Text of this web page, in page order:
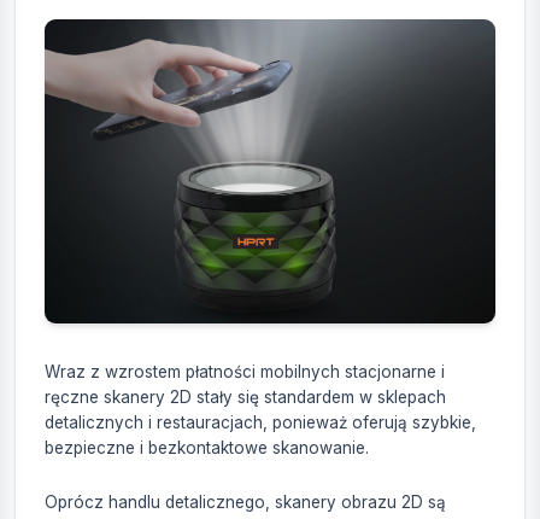
Wraz z wzrostem płatności mobilnych stacjonarne i
ręczne skanery 2D stały się standardem w sklepach
detalicznych i restauracjach, ponieważ oferują szybkie,
bezpieczne i bezkontaktowe skanowanie.
Oprócz handlu detalicznego, skanery obrazu 2D są